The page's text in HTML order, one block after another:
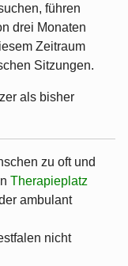
führen
drei Monaten
Zeitraum
Sitzungen.
als bisher
zu oft und
Therapieplatz
ambulant
nicht